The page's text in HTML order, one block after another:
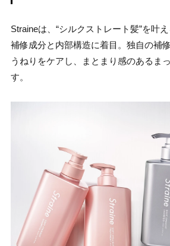
Straineは、“シルクストレート髪”を叶
補修成分と内部構造に着目。独自の補
うねりをケアし、まとまり感のあるま
す。